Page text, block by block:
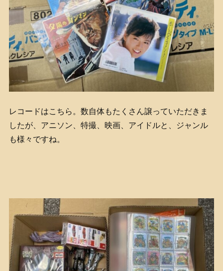
レコードはこちら。数自体もたくさん譲っていただきま
したが、アニソン、特撮、映画、アイドルと、ジャンル
も様々ですね。